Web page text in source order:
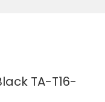
TA-T16-